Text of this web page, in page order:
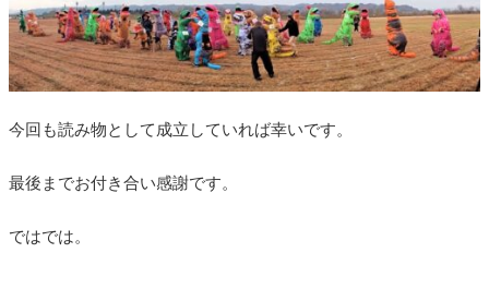
今回も読み物として成立していれば幸いです。
最後までお付き合い感謝です。
ではでは。